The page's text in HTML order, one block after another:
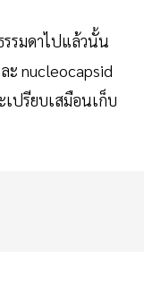
รมดาไปแล้วนั้น
ะ nucleocapsid
ปรียบเสมือนเก็บ